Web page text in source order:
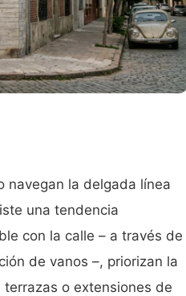
navegan la delgada línea
una tendencia
con la calle – a través de
de vanos –, priorizan la
o extensiones de